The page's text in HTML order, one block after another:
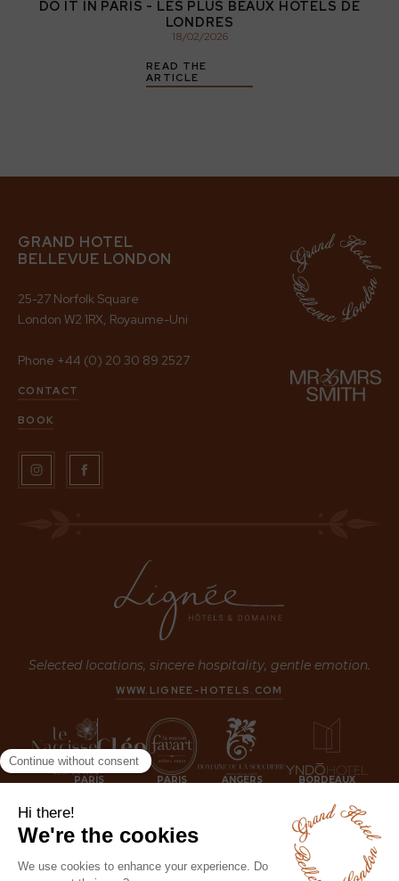
DO IT IN PARIS - LES PLUS BEAUX HÔTELS DE
LONDRES
18/02/2026
READ THE
ARTICLE
GRAND HOTEL
BELLEVUE LONDON
25-27 Norfolk Square
London W2 1RX, Royaume-Uni
Phone +44 (0) 20 30 89 2527
CONTACT
BOOK
Selected locations, sincere hospitality, gentle emotion.
WWW.LIGNEE-HOTELS.COM
PARIS PARIS ANGERS BORDEAUX